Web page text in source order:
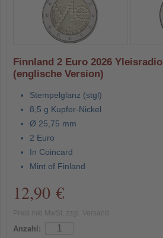
Finnland 2 Euro 2026
(englische Version)
Stempelglanz (stgl)
8,5 g Kupfer-Nickel
Ø 25,75 mm
2 Euro
In Coincard
Mint of Finland
12,90 €
Anzahl: